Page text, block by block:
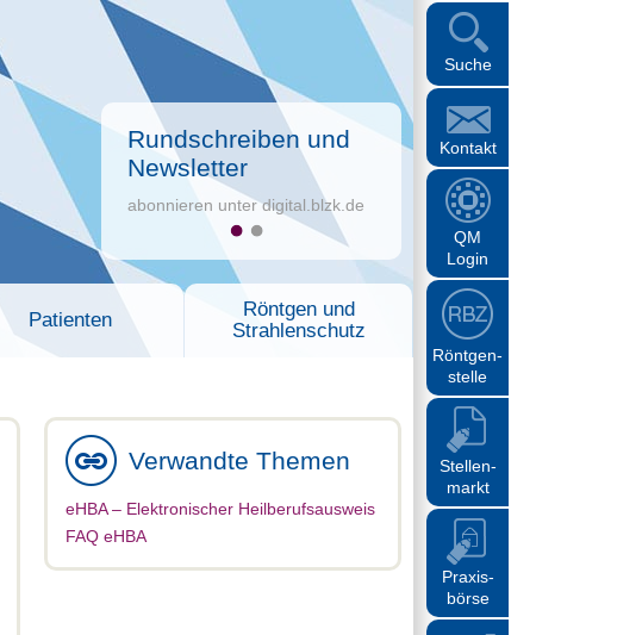
Suche
Kontakt
QM
Login
Röntgen-
stelle
Stellen-
markt
Praxis-
börse
Rundschreiben und
Newsletter
abonnieren unter digital.blzk.de
Patienten
Röntgen und
Strahlenschutz
Verwandte Themen
eHBA – Elektronischer Heilberufsausweis
FAQ eHBA